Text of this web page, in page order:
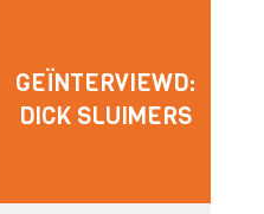
GEÏNTERVIEWD:
DICK SLUIMERS